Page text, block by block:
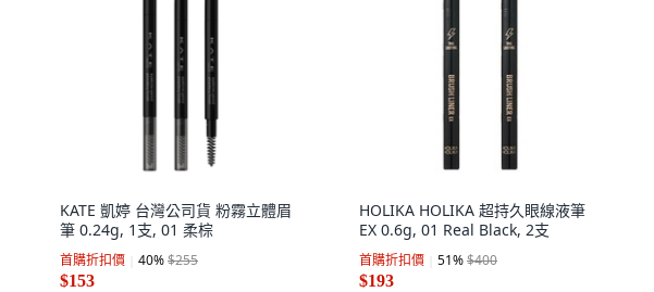
KATE 凱婷 台灣公司貨 粉霧立體眉
筆 0.24g, 1支, 01 柔棕
首購折扣價 40%$255
$153
HOLIKA HOLIKA 超持久眼線液筆
EX 0.6g, 01 Real Black, 2支
首購折扣價 51%$400
$193